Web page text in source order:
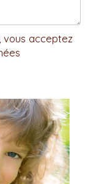
vous acceptez